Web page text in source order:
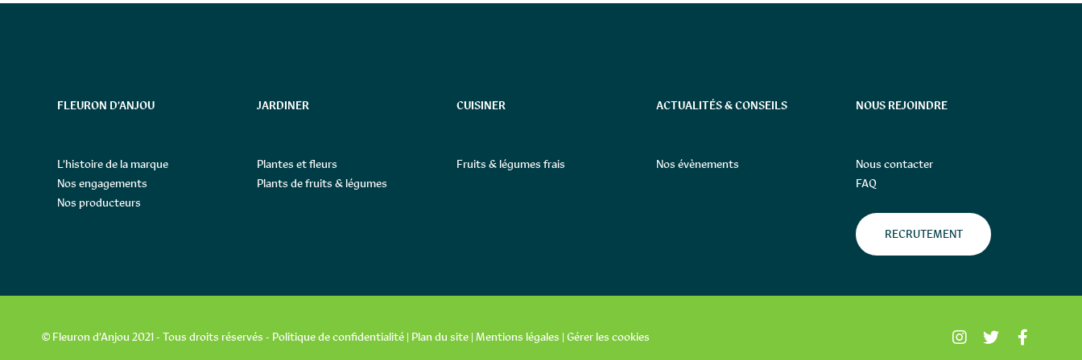
FLEURON D’ANJOU
L’histoire de la marque
Nos engagements
Nos producteurs
JARDINER
Plantes et fleurs
Plants de fruits & légumes
CUISINER
Fruits & légumes frais
ACTUALITÉS & CONSEILS
Nos évènements
NOUS REJOINDRE
Nous contacter
FAQ
RECRUTEMENT
© Fleuron d’Anjou 2021 - Tous droits réservés - Politique de confidentialité | Plan du site | Mentions légales | Gérer les cookies